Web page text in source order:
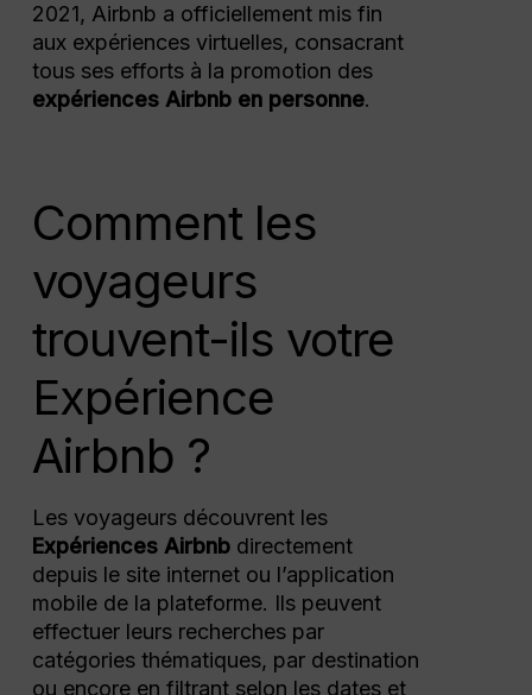
2021, Airbnb a officiellement mis fin
aux expériences virtuelles, consacrant
tous ses efforts à la promotion des
expériences Airbnb en personne.
Comment les
voyageurs
trouvent-ils votre
Expérience
Airbnb ?
Les voyageurs découvrent les
Expériences Airbnbdirectement
depuis le site internet ou l’application
mobile de la plateforme. Ils peuvent
effectuer leurs recherches par
catégories thématiques, par destination
ou encore en filtrant selon les dates et